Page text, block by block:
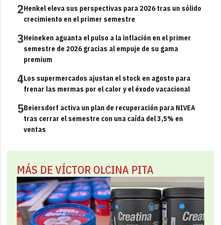
2Henkel eleva sus perspectivas para 2026 tras un sólido
crecimiento en el primer semestre
3Heineken aguanta el pulso a la inflación en el primer
semestre de 2026 gracias al empuje de su gama
premium
4Los supermercados ajustan el stock en agosto para
frenar las mermas por el calor y el éxodo vacacional
5Beiersdorf activa un plan de recuperación para NIVEA
tras cerrar el semestre con una caída del 3,5% en
ventas
MÁS DE VÍCTOR OLCINA PITA